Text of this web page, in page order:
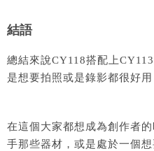
結語
總結來說CY118搭配上
是想要拍照或是錄影都很好
在這個大家都想成為創作者
手那些器材，或是處於一個